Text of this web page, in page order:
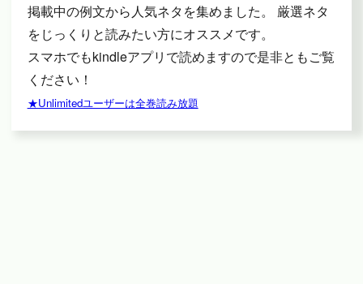
掲載中の例文から人気ネタを集めました。 厳選ネタ
をじっくりと読みたい方にオススメです。
スマホでもkindleアプリで読めますので是非ともご覧
ください！
★Unlimitedユーザーは全巻読み放題